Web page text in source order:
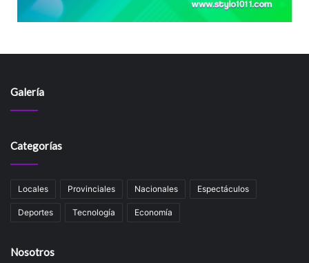
Galería
Categorías
Locales Provinciales Nacionales Espectáculos
Deportes Tecnología Economía
Nosotros